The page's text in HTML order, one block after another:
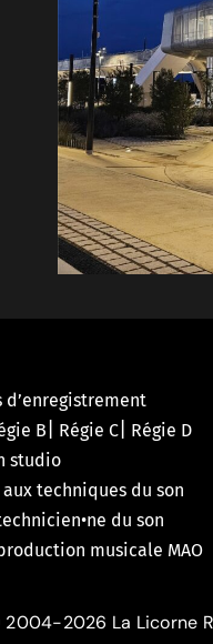
d’enregistrement
B Régie C|
Régie D
studio
techniques du son
du son
musicale MAO
2026 La Licorne
des cookies GDPR